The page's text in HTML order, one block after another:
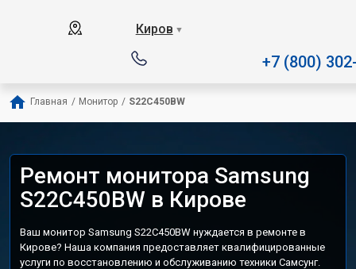
Киров ▼
+7 (800)
Главная / Монитор / S22C450BW
Ремонт монитора Samsung
S22C450BW в Кирове
Ваш монитор Samsung S22C450BW нуждается в ремонте в
Кирове? Наша компания предоставляет квалифицированные
услуги по восстановлению и обслуживанию техники Самсунг.